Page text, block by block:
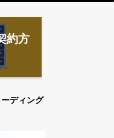
約方
ディング